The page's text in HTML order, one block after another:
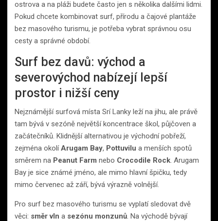
ostrova a na pláži budete často jen s několika dalšími lidmi.
Pokud chcete kombinovat surf, přírodu a čajové plantáže
bez masového turismu, je potřeba vybrat správnou osu
cesty a správné období.
Surf bez davů: východ a
severovýchod nabízejí lepší
prostor i nižší ceny
Nejznámější surfová místa Srí Lanky leží na jihu, ale právě
tam bývá v sezóně největší koncentrace škol, půjčoven a
začátečníků. Klidnější alternativou je východní pobřeží,
zejména okolíArugam Bay, Pottuvilu a menších spotů
směrem na Peanut Farm nebo Crocodile Rock. Arugam
Bay je sice známé jméno, ale mimo hlavní špičku, tedy
mimo červenec až září, bývá výrazně volnější.
Pro surf bez masového turismu se vyplatí sledovat dvě
věci: směr vln a sezónu monzunů. Na východě bývají